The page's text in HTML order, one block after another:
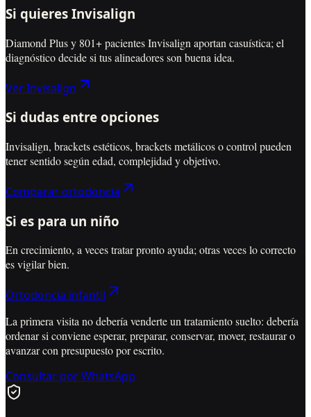
Si quieres Invisalign
Diamond Plus y 801+ pacientes Invisalign aportan casuística; el
diagnóstico decide si tus alineadores son buena idea.
Ver Invisalign
Si dudas entre opciones
Invisalign, brackets estéticos, brackets metálicos o control pueden
tener sentido según edad, complejidad y objetivo.
Comparar ortodoncia
Si es para un niño
En crecimiento, a veces tratar pronto ayuda; otras veces lo correcto
es vigilar bien.
Ortodoncia infantil
La primera visita no debería venderte un tratamiento suelto: debería
ordenar si conviene esperar, preparar, conservar, mover, restaurar o
avanzar con presupuesto por escrito.
Consultar por WhatsApp